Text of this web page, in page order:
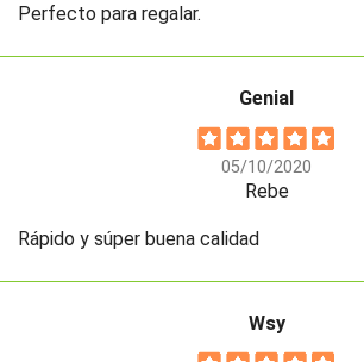
Perfecto para regalar.
Genial
05/10/2020
Rebe
Rápido y súper buena calidad
Wsy